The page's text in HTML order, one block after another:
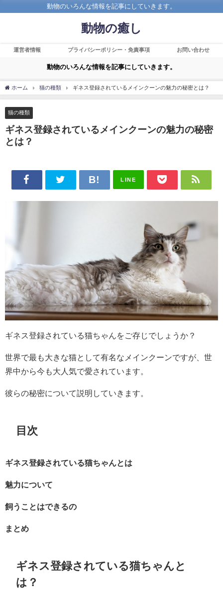
動物のいろんな情報を記事にしていきます。
動物の癒し
運営者情報 プライバシーポリシー・免責事項 お問い合わせ
動物のいろんな情報を記事にしていきます。
ホーム 猫の種類 ギネス登録されているメインクーンの魅力の秘密とは？
猫の種類
ギネス登録されているメインクーンの魅力の秘密
とは？
LINE
ギネス登録されている猫ちゃんをご存じでしょうか？
世界で最も大きな猫として有名なメインクーンですが、世
界中から今も大人気で愛されています。
彼らの秘密について説明していきます。
目次
ギネス登録されている猫ちゃんとは
魅力について
飼うことはできるの
まとめ
ギネス登録されている猫ちゃんと
は？